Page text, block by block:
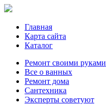
Главная
Карта сайта
Каталог
Ремонт своими руками
Все о ванных
Ремонт дома
Сантехника
Эксперты советуют